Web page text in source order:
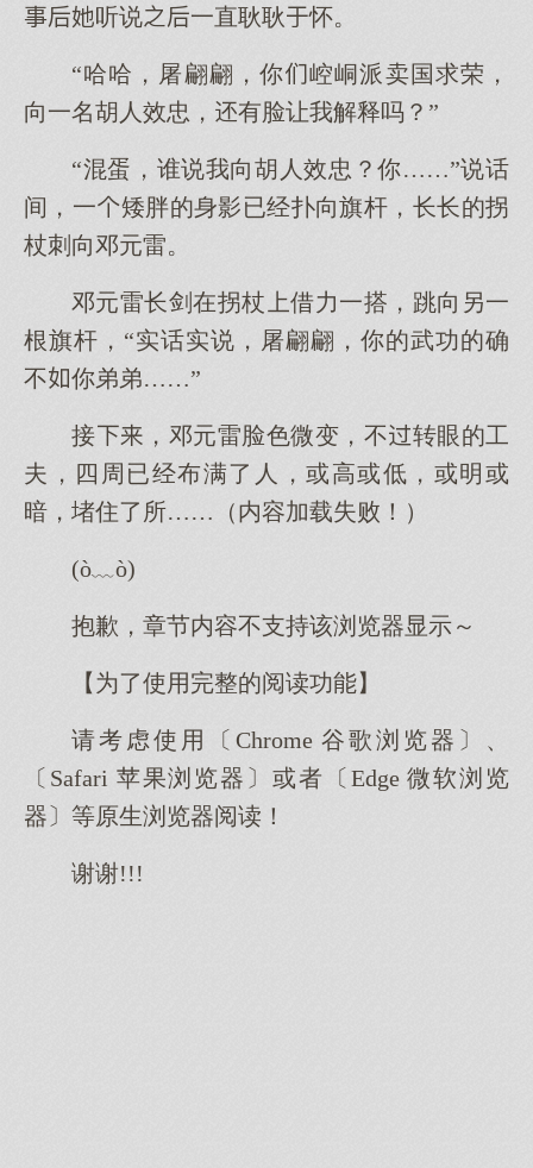
听说一直耿耿怀。
“哈哈，屠翩翩，你崆峒派卖国求荣，
向一名胡人效忠，有脸让我解释吗？”
“混蛋，谁说我向胡人效忠？你……”说话
间，一矮胖的身影已经扑向旗杆，长长的拐
杖刺向邓元雷。
邓元雷长剑在拐杖借力一搭，跳向另一
根旗杆，“实话实说，屠翩翩，你的武功的确
不你弟弟……”
接，邓元雷脸色微变，不转眼的工
夫，四周已经布满了人，或高或低，或明或
暗，堵住了所……（内容加载失败！）
(ò﹏ò)
抱歉，章节内容不支持该浏览器显示～
【为了使用完整的阅读功能】
请考虑使用〔Chrome 谷歌浏览器〕、
〔Safari 苹果浏览器〕或者〔Edge 微软浏览
器〕等原生浏览器阅读！
谢谢!!!